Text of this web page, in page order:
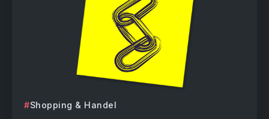
Shopping & Handel